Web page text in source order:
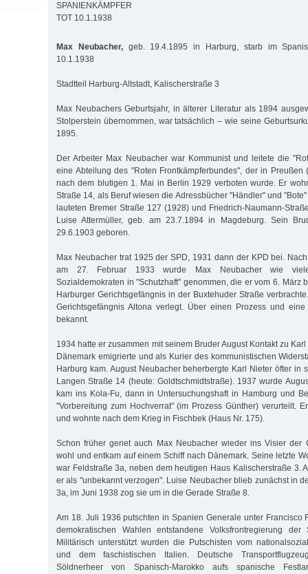
SPANIENKÄMPFER
TOT 10.1.1938
Max Neubacher,geb. 19.4.1895 in Harburg, starb im
10.1.1938
Stadtteil Harburg-Altstadt, Kalischerstraße 3
Max Neubachers Geburtsjahr, in älterer Literatur als 1894
Stolperstein übernommen, war tatsächlich – wie seine
1895.
Der Arbeiter Max Neubacher war Kommunist und leitete die
eine Abteilung des "Roten Frontkämpferbundes", der in
nach dem blutigen 1. Mai in Berlin 1929 verboten wurde. Er
Straße 14, als Beruf wiesen die Adressbücher "Händler" und
lauteten Bremer Straße 127 (1928) und Friedrich-Naumann-
Luise Attermüller, geb. am 23.7.1894 in Magdeburg. Sein
29.6.1903 geboren.
Max Neubacher trat 1925 der SPD, 1931 dann der KPD bei.
am 27. Februar 1933 wurde Max Neubacher wie
Sozialdemokraten in "Schutzhaft" genommen, die er vom 6. März
Harburger Gerichtsgefängnis in der Buxtehuder Straße
Gerichtsgefängnis Altona verlegt. Über einen Prozess und
bekannt.
1934 hatte er zusammen mit seinem Bruder August Kontakt zu
Dänemark emigrierte und als Kurier des kommunistischen
Harburg kam. August Neubacher beherbergte Karl Nieter öfter in
Langen Straße 14 (heute: Goldtschmidtstraße). 1937 wurde
kam ins Kola-Fu, dann in Untersuchungshaft in Hamburg und
"Vorbereitung zum Hochverrat" (im Prozess Günther) verurteilt.
und wohnte nach dem Krieg in Fischbek (Haus Nr. 175).
Schon früher geriet auch Max Neubacher wieder ins Visier der
wohl und entkam auf einem Schiff nach Dänemark. Seine letzte
war Feldstraße 3a, neben dem heutigen Haus Kalischerstraße 3.
er als "unbekannt verzogen". Luise Neubacher blieb zunächst in
3a, im Juni 1938 zog sie um in die Gerade Straße 8.
Am 18. Juli 1936 putschten in Spanien Generale unter Francisco
demokratischen Wahlen entstandene Volksfrontregierung der
Militärisch unterstützt wurden die Putschisten vom
und dem faschistischen Italien. Deutsche
Söldnerheer von Spanisch-Marokko aufs spanische